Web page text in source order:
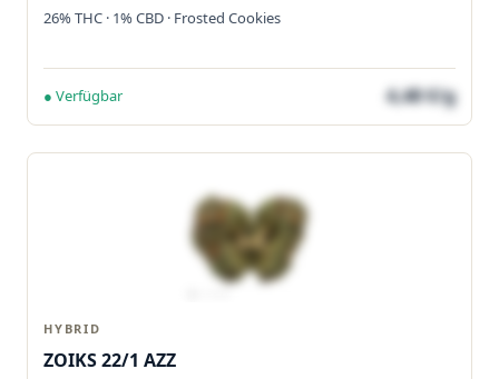
26% THC · 1% CBD · Frosted Cookies
● Verfügbar 4,48 €/g
HYBRID
ZOIKS 22/1 AZZ